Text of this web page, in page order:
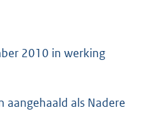
2010 in werking
aangehaald als Nadere